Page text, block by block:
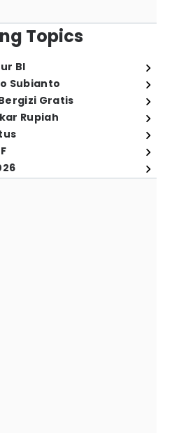
Topics
BI
Subianto
Gratis
Rupiah